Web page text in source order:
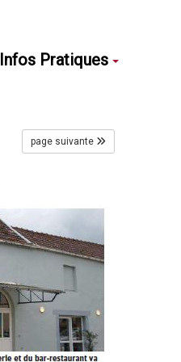
Infos Pratiques
page suivante